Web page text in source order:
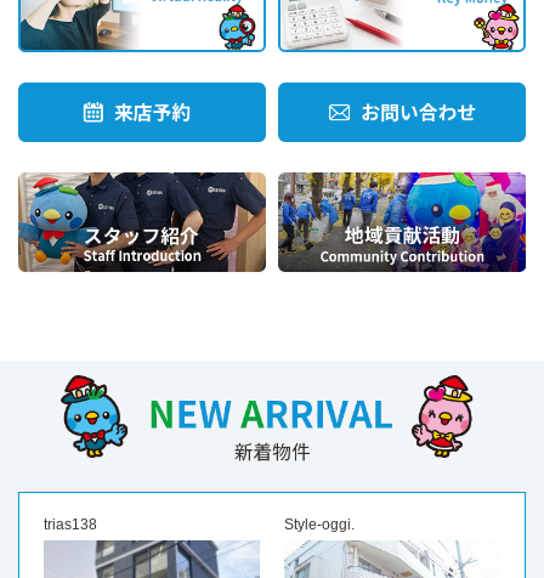
trias138 Style-oggi.